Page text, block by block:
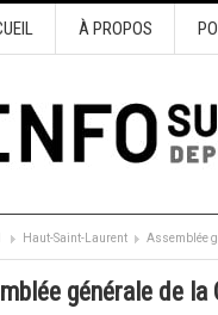
À PROPOS
Haut-Saint-Laurent Assemblée
générale de la